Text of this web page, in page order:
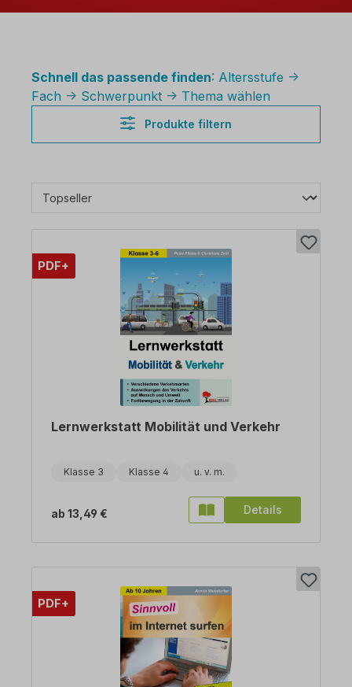
Schnell das passende finden: Altersstufe ->
Fach -> Schwerpunkt -> Thema wählen
Produkte filtern
PDF+
Lernwerkstatt Mobilität und Verkehr
Klasse 3 Klasse 4
ab 13,49 € Details
PDF+